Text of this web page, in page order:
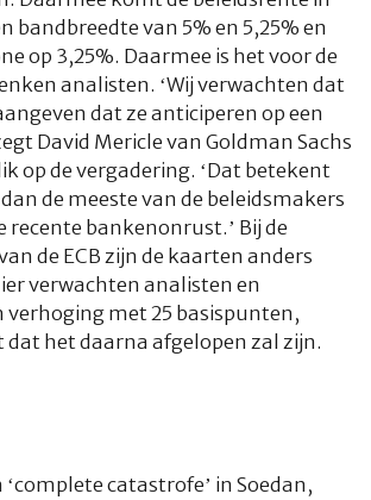
bandbreedte van 5% en 5,25% en
op 3,25%. Daarmee is het voor de
analisten. ‘Wij verwachten dat
dat ze anticiperen op een
David Mericle van Goldman Sachs
op de vergadering. ‘Dat betekent
de meeste van de beleidsmakers
recente bankenonrust.’ Bij de
de ECB zijn de kaarten anders
verwachten analisten en
verhoging met 25 basispunten,
dat het daarna afgelopen zal zijn.
catastrofe’ in Soedan,